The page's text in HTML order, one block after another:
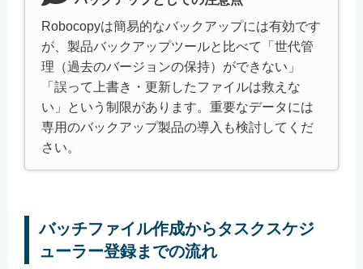
Robocopyは簡易的なバックアップには有効です
が、製品バックアップツールと比べて「世代管
理（過去のバージョンの保持）ができない」
「誤って上書き・更新したファイルは救えな
い」という制限があります。重要なデータには
専用のバックアップ製品の導入も検討してくだ
さい。
バッチファイル作成からタスクスケジ
ューラー登録までの流れ